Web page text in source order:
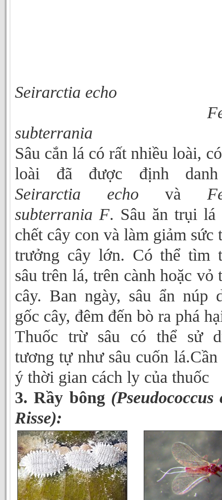
Seirarctia
subterrania
Sâu cắn lá có rất nhiều loài,
loài đã được định
Seirarctia echo và
subterrania F. Sâu ăn trụi lá
chết cây con và làm giảm sức
trưởng cây lớn. Có thể tìm
sâu trên lá, trên cành hoặc vỏ
cây. Ban ngày, sâu ẩn núp
gốc cây, đêm đến bò ra phá
Thuốc trừ sâu có thể sử
tương tự như sâu cuốn lá.Cần
ý thời gian cách ly của thuốc
3. Rầy bông
Risse):